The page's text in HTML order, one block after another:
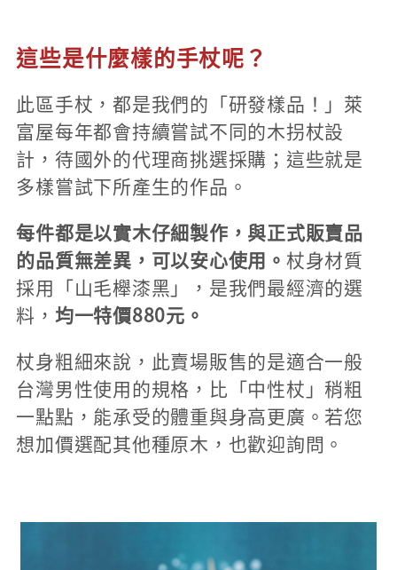
這些是什麼樣的手杖呢？
此區手杖，都是我們的「研發樣品！」萊
富屋每年都會持續嘗試不同的木拐杖設
計，待國外的代理商挑選採購；這些就是
多樣嘗試下所產生的作品。
每件都是以實木仔細製作，與正式販賣品
的品質無差異，可以安心使用。 杖身材質
採用「山毛櫸漆黑」，是我們最經濟的選
料， 均一特價880元。
杖身粗細來說，此賣場販售的是適合一般
台灣男性使用的規格，比「中性杖」稍粗
一點點，能承受的體重與身高更廣。若您
想加價選配其他種原木，也歡迎詢問。